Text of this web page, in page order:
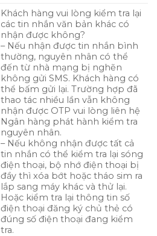
Khách hàng vui lòng kiểm tra lại
các tin nhắn văn bản khác có
nhận được không?
– Nếu nhận được tin nhắn bình
thường, nguyên nhân có thể
đến từ nhà mạng bị nghẽn
không gửi SMS. Khách hàng có
thể bấm gửi lại. Trường hợp đã
thao tác nhiều lần vẫn không
nhận được OTP vui lòng liên hệ
Ngân hàng phát hành kiểm tra
nguyên nhân.
– Nếu không nhận được tất cả
tin nhắn có thể kiểm tra lại sóng
điện thoại, bộ nhớ điện thoại bị
đầy thì xóa bớt hoặc tháo sim ra
lắp sang máy khác và thử lại.
Hoặc kiểm tra lại thông tin số
điện thoại đăng ký chủ thẻ có
đúng số điện thoại đang kiểm
tra.